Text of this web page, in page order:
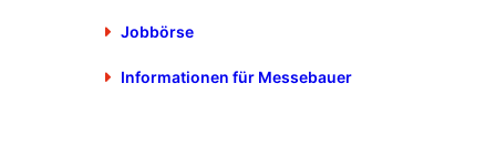
Jobbörse
Informationen für Messebauer